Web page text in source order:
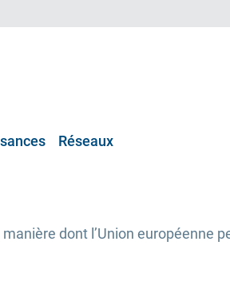
Réseaux
dont l’Union européenne